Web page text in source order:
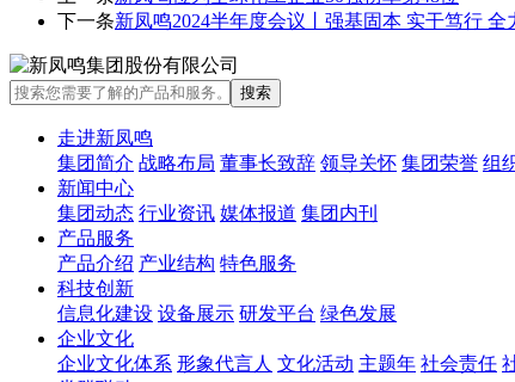
下一条新凤鸣2024半年度会议丨强基固本 实干笃行 全
走进新凤鸣
集团简介 战略布局 董事长致辞 领导关怀 集团荣誉 组
新闻中心
集团动态 行业资讯 媒体报道 集团内刊
产品服务
产品介绍 产业结构 特色服务
科技创新
信息化建设 设备展示 研发平台 绿色发展
企业文化
企业文化体系 形象代言人 文化活动 主题年 社会责任